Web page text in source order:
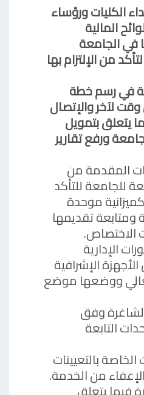
الكليات ورؤساء
المالية
في الجامعة
من الإلتزام بها
في رسم خطة
لآخر والإتصال
يتعلق بتمويل
ورفع تقارير
المقدمة من
للجامعة للتأكد
موحدة
تقديمها
الاختصاص.
الإدارية
الإشرافية
ووضعها موضع
وفق
التابعة
بالتعيينات
من الخدمة.